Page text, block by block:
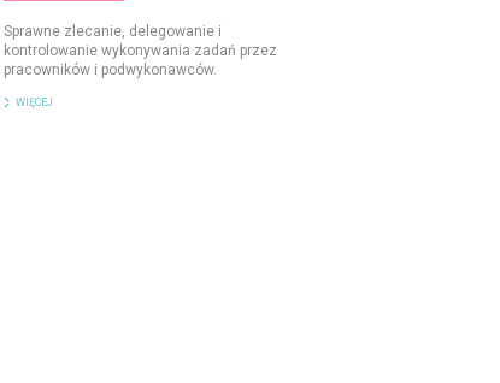
Sprawne zlecanie, delegowanie i
kontrolowanie wykonywania zadań przez
pracowników i podwykonawców.
WIĘCEJ